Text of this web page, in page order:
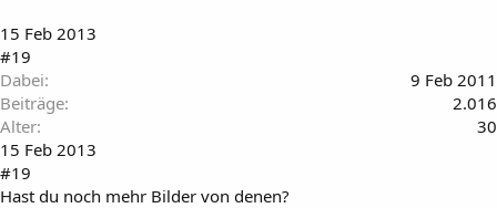
15 Feb 2013
#19
Dabei
9 Feb 2011
Beiträge
2.016
Alter
30
15 Feb 2013
#19
Hast du noch mehr Bilder von denen?